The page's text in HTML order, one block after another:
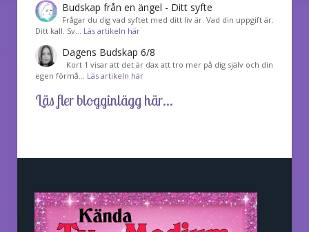
Budskap från en ängel - Ditt syfte
Frågar du dig vad syftet med ditt liv är. Vad din uppgift är.
Ditt kall. Sv… Läs artikeln här
Dagens Budskap 6/8
Kort 1 visar att det är dax att tro mer på dig själv och din
egen förmå… Läs artikeln här
Läs fler blogginlägg här...